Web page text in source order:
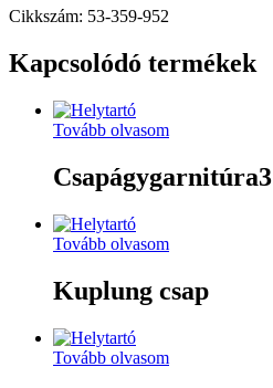
Cikkszám: 53-359-952
Kapcsolódó termékek
Tovább olvasom
Csapágygarnitúra3
Tovább olvasom
Kuplung csap
Tovább olvasom